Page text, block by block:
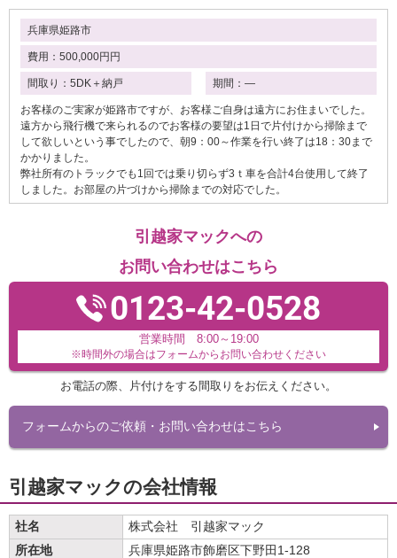
兵庫県姫路市
費用：500,000円円
間取り：5DK＋納戸 期間：―
お客様のご実家が姫路市ですが、お客様ご自身は遠方にお住まいでした。
遠方から飛行機で来られるのでお客様の要望は1日で片付けから掃除まで
して欲しいという事でしたので、朝9：00～作業を行い終了は18：30まで
かかりました。
弊社所有のトラックでも1回では乗り切らず3ｔ車を合計4台使用して終了
しました。お部屋の片づけから掃除までの対応でした。
引越家マックへの
お問い合わせはこちら
0123-42-0528
営業時間 8:00～19:00
※時間外の場合はフォームからお問い合わせください
お電話の際、片付けをする間取りをお伝えください。
フォームからのご依頼・お問い合わせはこちら
引越家マックの会社情報
社名
株式会社 引越家マック
所在地
兵庫県姫路市飾磨区下野田1-128